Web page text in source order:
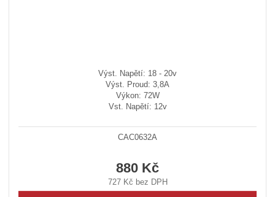
Výst. Napětí: 18 - 20v
Výst. Proud: 3,8A
Výkon: 72W
Vst. Napětí: 12v
CAC0632A
880 Kč
727 Kč bez DPH